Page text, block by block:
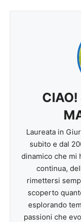
CIAO!
Laureata in
subito e dal
dinamico che mi
continua,
rimettersi
scoperto
esplorando
passioni che